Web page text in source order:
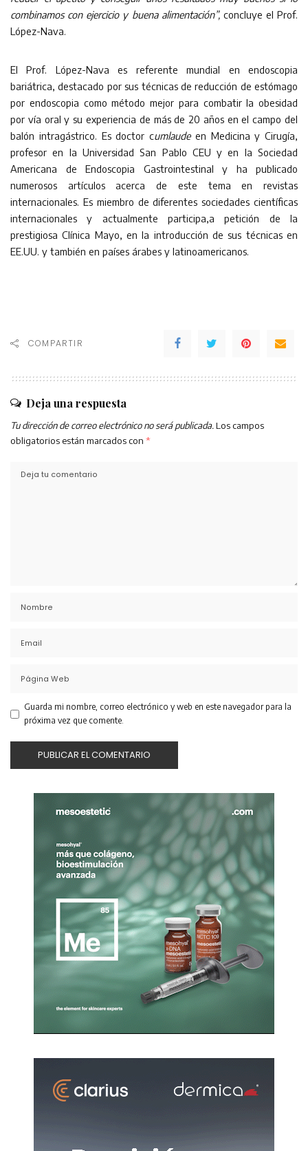
combinamos con ejercicio y buena alimentación”, concluye el Prof.
López-Nava.
El Prof. López-Nava es referente mundial en endoscopia
bariátrica, destacado por sus técnicas de reducción de estómago
por endoscopia como método mejor para combatir la obesidad
por vía oral y su experiencia de más de 20 años en el campo del
balón intragástrico. Es doctor cumlaudeen Medicina y Cirugía,
profesor en la Universidad San Pablo CEU y en la Sociedad
Americana de Endoscopia Gastrointestinal y ha publicado
numerosos artículos acerca de este tema en revistas
internacionales. Es miembro de diferentes sociedades científicas
internacionales y actualmente participa,a petición de la
prestigiosa Clínica Mayo, en la introducción de sus técnicas en
EE.UU. y también en países árabes y latinoamericanos.
COMPARTIR
Deja una respuesta
Tu dirección de correo electrónico no será publicada. Los campos
obligatorios están marcados con *
Guarda mi nombre, correo electrónico y web en este navegador para la
próxima vez que comente.